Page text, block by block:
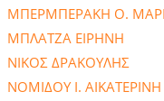
ΜΠΕΡΜΠΕΡΑΚΗ Ο.
ΜΠΛΑΤΖΑ ΕΙΡΗΝΗ
ΝΙΚΟΣ ΔΡΑΚΟΥΛΗΣ
ΝΟΜΙΔΟΥ Ι. ΑΙΚΑΤΕΡΙΝΗ